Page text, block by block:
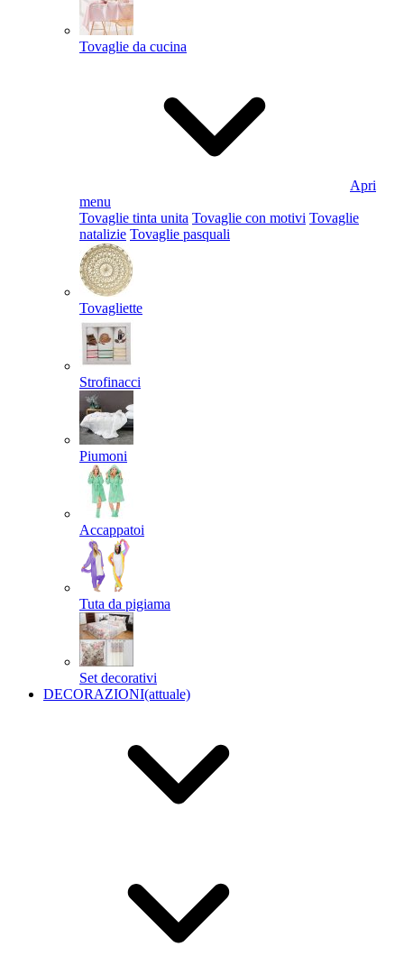
Tovaglie da cucina
Apri
menu
Tovaglie tinta unita Tovaglie con motivi Tovaglie
natalizie Tovaglie pasquali
Tovagliette
Strofinacci
Piumoni
Accappatoi
Tuta da pigiama
Set decorativi
DECORAZIONI(attuale)